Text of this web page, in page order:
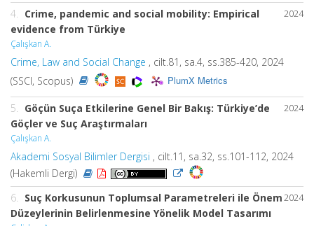
2024
4.
Crime, pandemic and social mobility: Empirical
evidence from Türkiye
Çalışkan A.
Crime, Law and Social Change , cilt.81, sa.4, ss.385-420, 2024
(SSCI, Scopus)
PlumX Metrics
2024
5.
Göçün Suça Etkilerine Genel Bir Bakış: Türkiye’de
Göçler ve Suç Araştırmaları
Çalışkan A.
Akademi Sosyal Bilimler Dergisi , cilt.11, sa.32, ss.101-112, 2024
(Hakemli Dergi)
2024
6. Suç Korkusunun Toplumsal Parametreleri ile Önem
Düzeylerinin Belirlenmesine Yönelik Model Tasarımı